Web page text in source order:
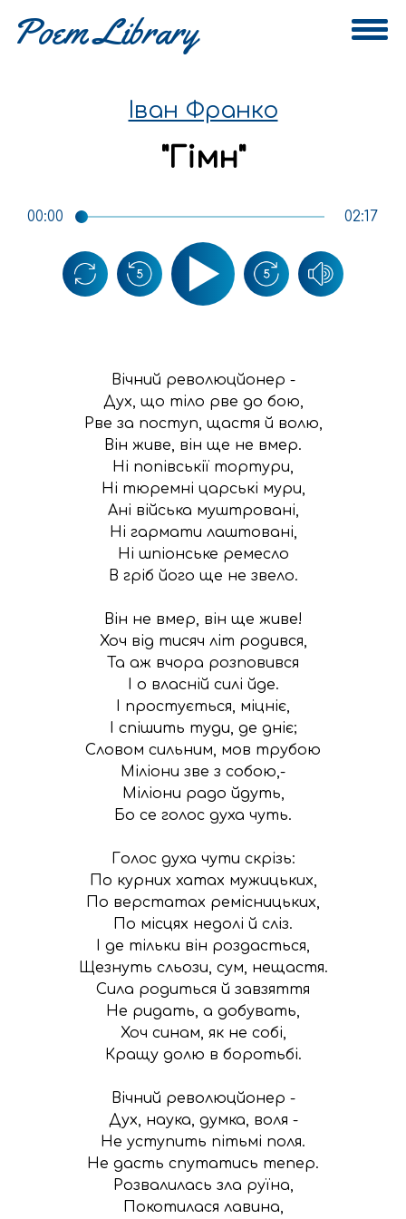
Іван Франко
"Гімн"
00:00 02:17
Вiчний революцйонер -
Дух, що тiло рве до бою,
Рве за поступ, щастя й волю,
Вiн живе, вiн ще не вмер.
Нi попiвськiї тортури,
Нi тюремнi царськi мури,
Анi вiйська муштрованi,
Ні гармати лаштованi,
Нi шпiонське ремесло
В грiб його ще не звело.
Вiн не вмер, вiн ще живе!
Хоч вiд тисяч лiт родився,
Та аж вчора розповився
I о власнiй силi йде.
I простується, мiцнiє,
I спiшить туди, де днiє;
Словом сильним, мов трубою
Мiлiони зве з собою,-
Мiлiони радо йдуть,
Бо се голос духа чуть.
Голос духа чути скрiзь:
По курних хатах мужицьких,
По верстатах ремiсницьких,
По мiсцях недолi й слiз.
I де тiльки вiн роздасться,
Щезнуть сльози, сум, нещастя.
Сила родиться й завзяття
Не ридать, а добувать,
Хоч синам, як не собi,
Кращу долю в боротьбi.
Вiчний революцйонер -
Дух, наука, думка, воля -
Не уступить пiтьмi поля.
Не дасть спутатись тепер.
Розвалилась зла руїна,
Покотилася лавина,